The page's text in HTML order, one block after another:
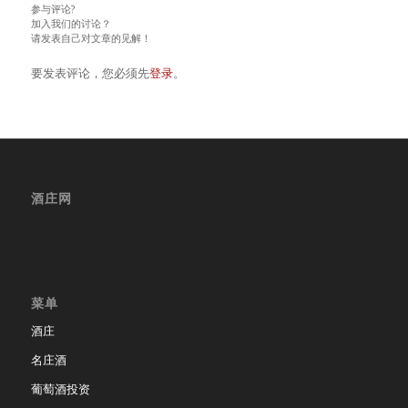
参与评论?
加入我们的讨论？
请发表自己对文章的见解！
要发表评论，您必须先登录。
酒庄网
菜单
酒庄
名庄酒
葡萄酒投资